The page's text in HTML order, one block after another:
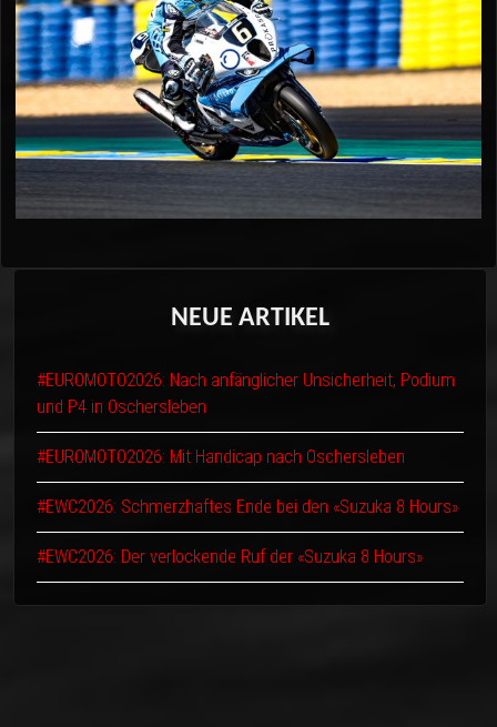
NEUE ARTIKEL
#EUROMOTO2026: Nach anfänglicher Unsicherheit, Podium
und P4 in Oschersleben
#EUROMOTO2026: Mit Handicap nach Oschersleben
#EWC2026: Schmerzhaftes Ende bei den «Suzuka 8 Hours»
#EWC2026: Der verlockende Ruf der «Suzuka 8 Hours»